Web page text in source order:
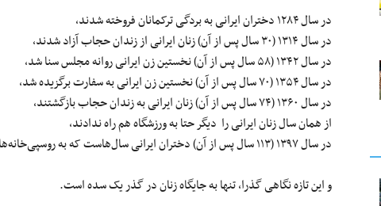
در سال ۱۲۸۴ دختران ایرانی به بردگی ترکمانان فروخته شدند،
در سال ۱۳۱۴ (۳۰ سال پس از آن) زنان ایرانی از زندان حجاب آزاد شدند،
در سال ۱۳۴۲ (۵۸ سال پس از آن) نخستین زن ایرانی روانه مجلس سنا شد،
در سال ۱۳۵۴ (۷۰ سال پس از آن) نخستین زن ایرانی به سفارت برگزیده شد،
در سال ۱۳۶۰ (۷۴ سال پس از آن) زنان ایرانی به زندان حجاب بازگشتند،
از همان سال زنان ایرانی را دیگر حتا به ورزشگاه هم راه ندادند،
در سال ۱۳۹۷ (۱۱۳ سال پس از آن) دختران ایرانی سال‌هاست که به روسپی‌خانه‌های کشورهای همسایه فروخته می‌شوند.
و این تازه نگاهی گذرا، تنها به جایگاه زنان در گذر یک سده است.